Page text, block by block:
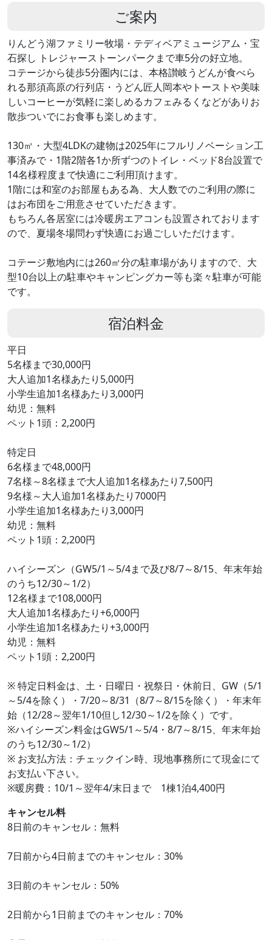
ご案内
りんどう湖ファミリー牧場・テディベアミュージアム・宝
石探し トレジャーストーンパークまで車5分の好立地。
コテージから徒歩5分圏内には、本格讃岐うどんが食べら
れる那須高原の行列店・うどん匠人岡本やトーストや美味
しいコーヒーが気軽に楽しめるカフェみるくなどがありお
散歩ついでにお食事も楽しめます。
130㎡・大型4LDKの建物は2025年にフルリノベーション工
事済みで・1階2階各1か所ずつのトイレ・ベッド8台設置で
14名様程度まで快適にご利用頂けます。
1階には和室のお部屋もある為、大人数でのご利用の際に
はお布団をご用意させていただきます。
もちろん各居室には冷暖房エアコンも設置されております
ので、夏場冬場問わず快適にお過ごしいただけます。
コテージ敷地内には260㎡分の駐車場がありますので、大
型10台以上の駐車やキャンピングカー等も楽々駐車が可能
です。
宿泊料金
平日
5名様まで30,000円
大人追加1名様あたり5,000円
小学生追加1名様あたり3,000円
幼児：無料
ペット1頭：2,200円
特定日
6名様まで48,000円
7名様～8名様まで大人追加1名様あたり7,500円
9名様～大人追加1名様あたり7000円
小学生追加1名様あたり3,000円
幼児：無料
ペット1頭：2,200円
ハイシーズン（GW5/1～5/4まで及び8/7～8/15、年末年始
のうち12/30～1/2）
12名様まで108,000円
大人追加1名様あたり+6,000円
小学生追加1名様あたり+3,000円
幼児：無料
ペット1頭：2,200円
※ 特定日料金は、土・日曜日・祝祭日・休前日、GW（5/1
～5/4を除く）・7/20～8/31（8/7～8/15を除く）・年末年
始（12/28～翌年1/10但し12/30～1/2を除く）です。
※ハイシーズン料金はGW5/1～5/4・8/7～8/15、年末年始
のうち12/30～1/2）
※ お支払方法：チェックイン時、現地事務所にて現金にて
お支払い下さい。
※暖房費：10/1～翌年4/末日まで 1棟1泊4,400円
キャンセル料
8日前のキャンセル：無料
7日前から4日前までのキャンセル：30%
3日前のキャンセル：50%
2日前から1日前までのキャンセル：70%